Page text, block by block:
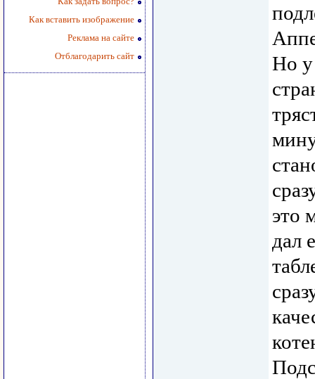
Как вставить изображение
Реклама на сайте
Отблагодарить сайт
Но у
это
дал